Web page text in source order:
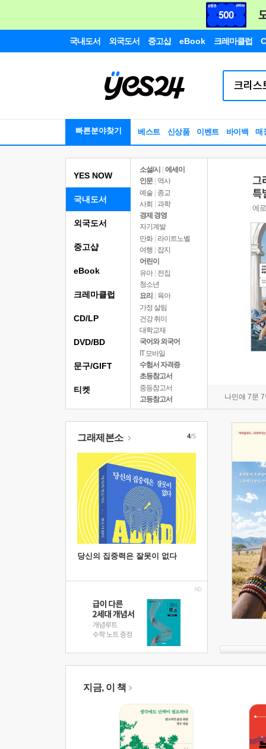
국내도서 외국도서 중고샵 eBook 크레마클럽
빠른분야찾기 베스트 신상품 이벤트 바이백 매
YES NOW
국내도서
소설/시
에세이
인문
역사
예술 | 종교
사회 | 과학
경제 경영
자기계발
만화 | 라이트노벨
여행
잡지
어린이
유아 | 전집
청소년
요리
육아
가정 살림
건강 취미
대학교재
국어와 외국어
IT 모바일
수험서 자격증
초등참고서
중등참고서
고등참고서
나민애 7문
외국도서
중고샵
eBook
크레마클럽
CD/LP
DVD/BD
문구/GIFT
티켓
그래제본소
당신의 집중력은 잘못이 없다
4/5
지금, 이 책